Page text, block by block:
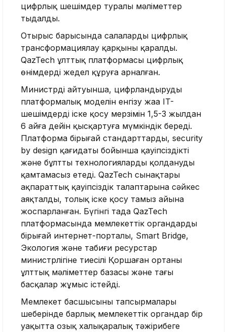
цифрлық шешімдер туралы мәліметтер
тыңдалды.
Отырыс барысында салаларды цифрлық
трансформациялау қарқыны қаралды.
QazTech ұлттық платформасы цифрлық
өнімдерді жедел құруға арналған.
Министрдің айтуынша, цифрландырудың
платформалық моделін енгізу жаңа IT-
шешімдерді іске қосу мерзімін 1,5-3 жылдан
6 айға дейін қысқартуға мүмкіндік береді.
Платформа бірыңғай стандарттарды, security
by design қағидаты бойынша қауіпсіздікті
және бұлтты технологияларды қолдануды
қамтамасыз етеді. QazTech сынақтары
ақпараттық қауіпсіздік талаптарына сәйкес
аяқталды, толық іске қосу тамыз айына
жоспарланған. Бүгінгі таңда QazTech
платформасында мемлекеттік органдардың
бірыңғай интернет-порталы, Smart Bridge,
Экология және табиғи ресурстар
министрлігіне тиесілі Қоршаған ортаның
ұлттық мәліметтер базасы және тағы
басқалар жұмыс істейді.
Мемлекет басшысының тапсырмалары
шеңберінде барлық мемлекеттік органдар бір
уақытта озық халықаралық тәжірибеге